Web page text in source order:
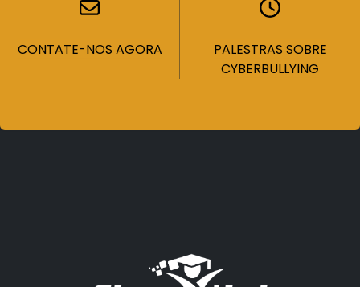
CONTATE-NOS AGORA
PALESTRAS SOBRE
CYBERBULLYING